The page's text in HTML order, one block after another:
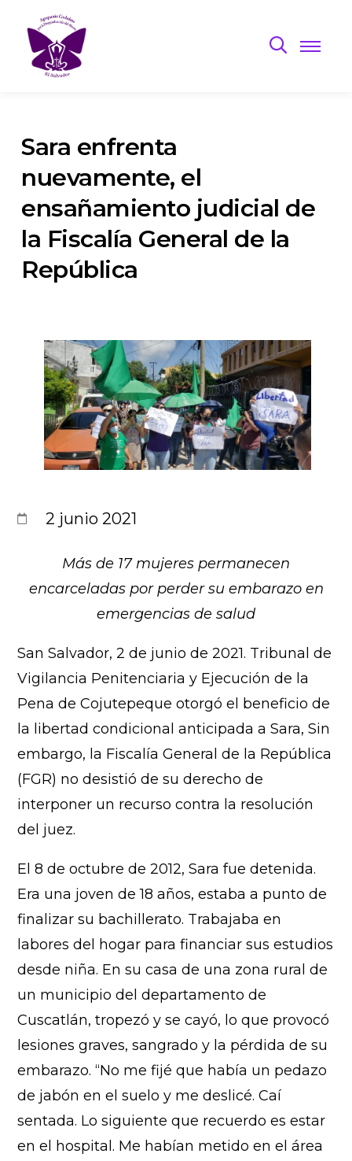
Sara enfrenta
nuevamente, el
ensañamiento judicial de
la Fiscalía General de la
República
2 junio 2021
Más de 17 mujeres permanecen
encarceladas por perder su embarazo en
emergencias de salud
San Salvador, 2 de junio de 2021. Tribunal de
Vigilancia Penitenciaria y Ejecución de la
Pena de Cojutepeque otorgó el beneficio de
la libertad condicional anticipada a Sara, Sin
embargo, la Fiscalía General de la República
(FGR) no desistió de su derecho de
interponer un recurso contra la resolución
del juez.
El 8 de octubre de 2012, Sara fue detenida.
Era una joven de 18 años, estaba a punto de
finalizar su bachillerato. Trabajaba en
labores del hogar para financiar sus estudios
desde niña. En su casa de una zona rural de
un municipio del departamento de
Cuscatlán, tropezó y se cayó, lo que provocó
lesiones graves, sangrado y la pérdida de su
embarazo. “No me fijé que había un pedazo
de jabón en el suelo y me deslicé. Caí
sentada. Lo siguiente que recuerdo es estar
en el hospital. Me habían metido en el área